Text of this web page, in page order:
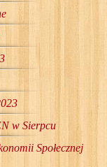
w Sierpcu
Społecznej